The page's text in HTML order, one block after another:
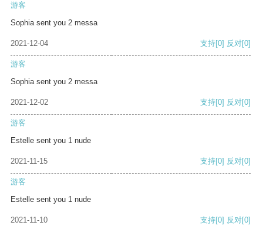
游客
Sophia sent you 2 messa
2021-12-04 支持[0] 反对[0]
游客
Sophia sent you 2 messa
2021-12-02 支持[0] 反对[0]
游客
Estelle sent you 1 nude
2021-11-15 支持[0] 反对[0]
游客
Estelle sent you 1 nude
2021-11-10 支持[0] 反对[0]